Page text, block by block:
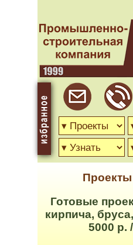
Проекты
Готовые
кирпича,
5000 р.